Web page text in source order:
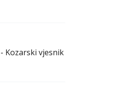
Kozarski vjesnik - 10.7.2026.